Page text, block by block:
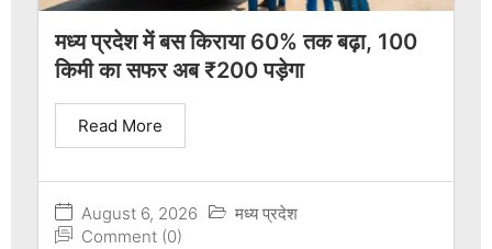
मध्य प्रदेश में बस किराया 60% तक बढ़ा, 100
किमी का सफर अब ₹200 पड़ेगा
August 6, 2026
मध्य प्रदेश
Comment (0)
Read More